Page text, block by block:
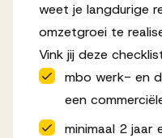
weet je langdurige
omzetgroei te
Vink jij deze
mbo werk- en
een
minimaal 2 jaar